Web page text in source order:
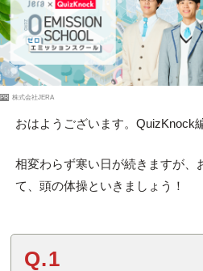
PR 株式会社JERA
おはようございます。QuizKnock
相変わらず寒い日が続きますが、
て、頭の体操といきましょう！
Q.1